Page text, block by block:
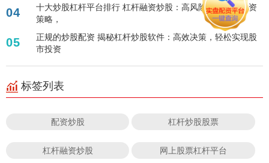
04
十大炒股杠杆平台排行 杠杆融资炒股：高风险高回报的投资
策略，
05
正规的炒股配资 揭秘杠杆炒股软件：高效决策，轻松实现股
市投资
标签列表
配资炒股 杠杆炒股股票
杠杆融资炒股 网上股票杠杆平台